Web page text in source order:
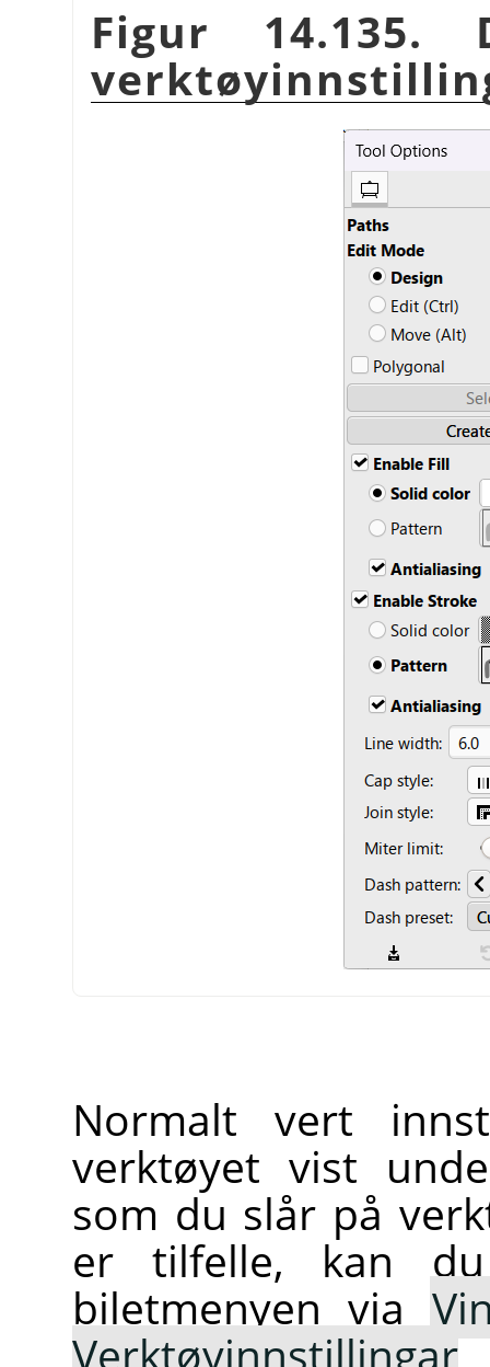
Figur 14.135.
Normalt vert
verktøyet vist
som du slår på
er tilfelle, kan
biletmenyen via
Verktøyinnstillingar